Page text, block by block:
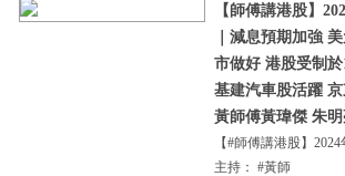
【師傅講港股】
｜減息預期加強
市做好 港股受制
基建汽車股活躍 京
黃師傅黃瑋傑 朱
【#師傅講港股】
主持： #黃師